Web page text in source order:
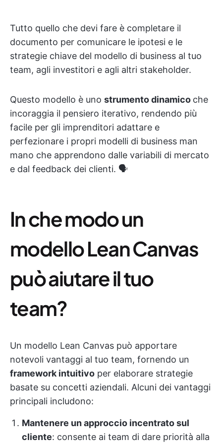
Tutto quello che devi fare è completare il
documento per comunicare le ipotesi e le
strategie chiave del modello di business al tuo
team, agli investitori e agli altri stakeholder.
Questo modello è uno strumento dinamico che
incoraggia il pensiero iterativo, rendendo più
facile per gli imprenditori adattare e
perfezionare i propri modelli di business man
mano che apprendono dalle variabili di mercato
e dal feedback dei clienti. 🗣️
In che modo un
modello Lean Canvas
può aiutare il tuo
team?
Un modello Lean Canvas può apportare
notevoli vantaggi al tuo team, fornendo un
framework intuitivo per elaborare strategie
basate su concetti aziendali. Alcuni dei vantaggi
principali includono:
Mantenere un approccio incentrato sul
cliente: consente ai team di dare priorità alla